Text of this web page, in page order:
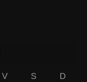
V S
D